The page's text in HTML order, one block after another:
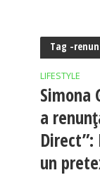
Tag -
LIFESTYLE
Simona
a
un